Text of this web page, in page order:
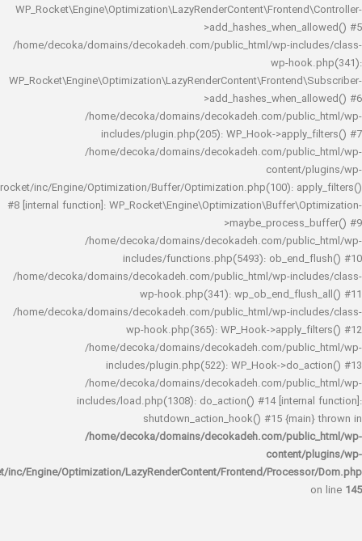
/home/decoka/domains/decokadeh.com/public_html/wp-
wp-
/home/decoka/domains/decokadeh.com/
includes/plugin.php(205): WP_Hook-
/home/decoka/domains/decokadeh.com/
rocket/inc/Engine/Optimization/Buffer/Optimization.php(100):
#8 [internal function]:
/home/decoka/domains/decokadeh.com/
includes/functions.php(5493):
/home/decoka/domains/decokadeh.com/public_html/wp-
wp-hook.php(341):
/home/decoka/domains/decokadeh.com/public_html/wp-
wp-hook.php(365): WP_Hook-
/home/decoka/domains/decokadeh.com/
includes/plugin.php(522): WP_Hook-
/home/decoka/domains/decokadeh.com/
includes/load.php(1308): do_action() #14
shutdown_action_hook() #15
/home/decoka/domains/decokadeh.com/
rocket/inc/Engine/Optimization/LazyRenderContent/Frontend/